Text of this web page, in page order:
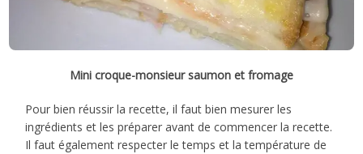
Mini croque-monsieur saumon et fromage
Pour bien réussir la recette, il faut bien mesurer les
ingrédients et les préparer avant de commencer la recette.
Il faut également respecter le temps et la température de